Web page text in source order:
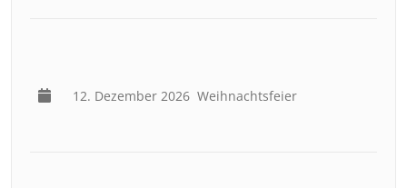
12. Dezember 2026 Weihnachtsfeier